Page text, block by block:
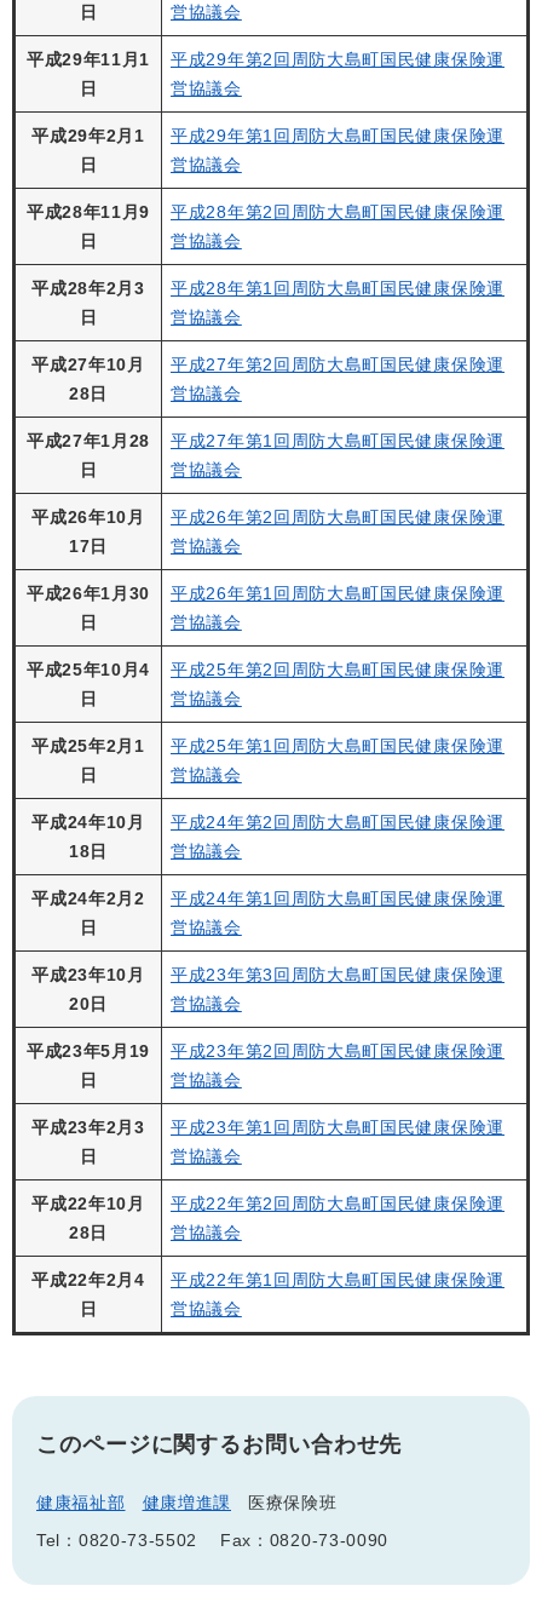
日 営協議会
平成29年11月1
日
平成29年第2回周防大島町国民健康保険運
営協議会
平成29年2月1
日
平成29年第1回周防大島町国民健康保険運
営協議会
平成28年11月9
日
平成28年第2回周防大島町国民健康保険運
営協議会
平成28年2月3
日
平成28年第1回周防大島町国民健康保険運
営協議会
平成27年10月
28日
平成27年第2回周防大島町国民健康保険運
営協議会
平成27年1月28
日
平成27年第1回周防大島町国民健康保険運
営協議会
平成26年10月
17日
平成26年第2回周防大島町国民健康保険運
営協議会
平成26年1月30
日
平成26年第1回周防大島町国民健康保険運
営協議会
平成25年10月4
日
平成25年第2回周防大島町国民健康保険運
営協議会
平成25年2月1
日
平成25年第1回周防大島町国民健康保険運
営協議会
平成24年10月
18日
平成24年第2回周防大島町国民健康保険運
営協議会
平成24年2月2
日
平成24年第1回周防大島町国民健康保険運
営協議会
平成23年10月
20日
平成23年第3回周防大島町国民健康保険運
営協議会
平成23年5月19
日
平成23年第2回周防大島町国民健康保険運
営協議会
平成23年2月3
日
平成23年第1回周防大島町国民健康保険運
営協議会
平成22年10月
28日
平成22年第2回周防大島町国民健康保険運
営協議会
平成22年2月4
日
平成22年第1回周防大島町国民健康保険運
営協議会
このページに関するお問い合わせ先
健康福祉部 健康増進課
医療保険班
Tel：0820-73-5502
Fax：0820-73-0090